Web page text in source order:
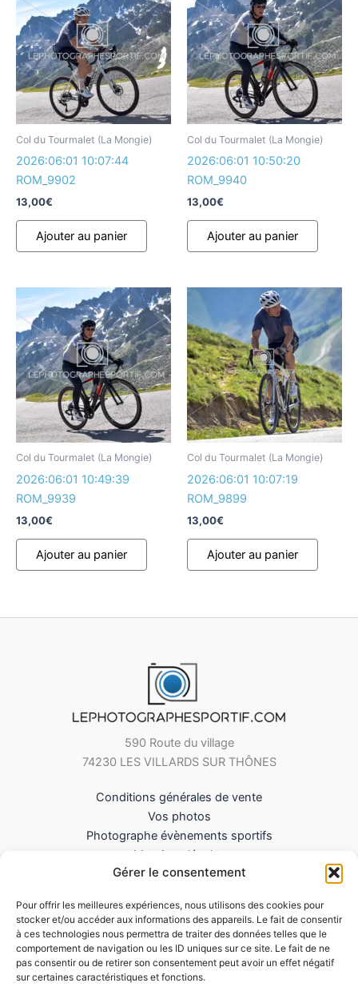
Gérer le consentement
Pour offrir les meilleures expériences, nous utilisons des cookies pour
stocker et/ou accéder aux informations des appareils. Le fait de consentir
à ces technologies nous permettra de traiter des données telles que le
comportement de navigation ou les ID uniques sur ce site. Le fait de ne
pas consentir ou de retirer son consentement peut avoir un effet négatif
sur certaines caractéristiques et fonctions.
Col du Tourmalet (La Mongie)
2026:06:01 10:07:44
ROM_9902
13,00€
Ajouter au panier
Col du Tourmalet (La Mongie)
2026:06:01 10:50:20
ROM_9940
13,00€
Ajouter au panier
Col du Tourmalet (La Mongie)
2026:06:01 10:49:39
ROM_9939
13,00€
Ajouter au panier
Col du Tourmalet (La Mongie)
2026:06:01 10:07:19
ROM_9899
13,00€
Ajouter au panier
590 Route du village
74230 LES VILLARDS SUR THÔNES
Conditions générales de vente
Vos photos
Photographe évènements sportifs
Mentions légales
Mes Téléchargements
Politique de cookies (UE)